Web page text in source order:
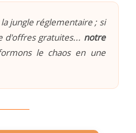
jungle réglementaire ; si
d'offres gratuites... notre
le chaos en une